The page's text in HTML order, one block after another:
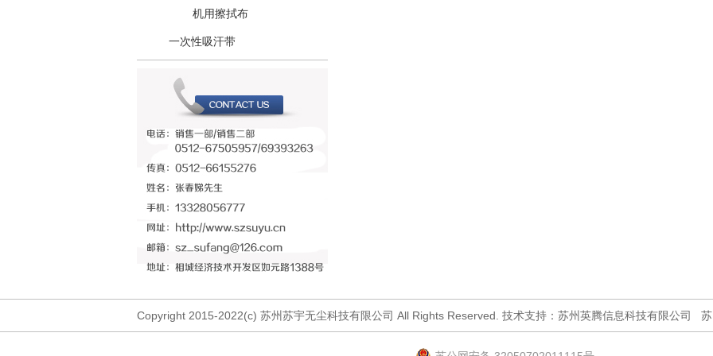
机用擦拭布
一次性吸汗带
Copyright 2015-2022(c) 苏州苏宇无尘科技有限公司 All Rights Reserved. 技术支持：苏州英腾信息科技有限公司